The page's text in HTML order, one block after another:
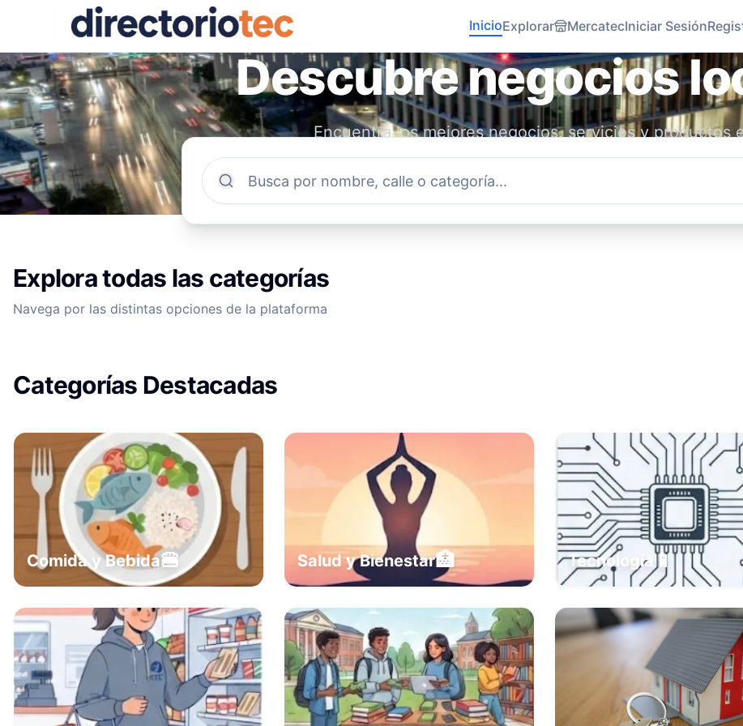
InicioExplorar MercatecIniciar Sesión
Descubre negocios
Encuentra los mejores negocios, servicios y productos
comunidad. Conecta con emprendedores locales y
Explora todas las categorías
Navega por las distintas opciones de la plataforma
Categorías Destacadas
Comida y Bebida🍔 Salud y Bienestar🏥 Tecnología 📱